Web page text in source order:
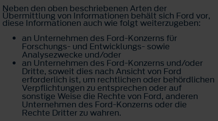
Neben den oben beschriebenen Arten der
Übermittlung von Informationen behält sich Ford vor,
diese Informationen auch wie folgt weiterzugeben:
an Unternehmen des Ford-Konzerns für
Forschungs- und Entwicklungs- sowie
Analysezwecke und/oder
an Unternehmen des Ford-Konzerns und/oder
Dritte, soweit dies nach Ansicht von Ford
erforderlich ist, um rechtlichen oder behördlichen
Verpflichtungen zu entsprechen oder auf
sonstige Weise die Rechte von Ford, anderen
Unternehmen des Ford-Konzerns oder die
Rechte Dritter zu wahren.